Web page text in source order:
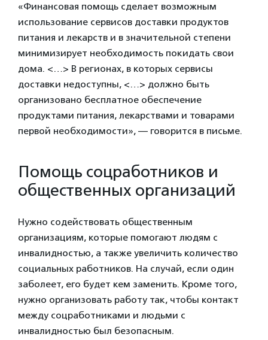
«Финансовая помощь сделает возможным
использование сервисов доставки продуктов
питания и лекарств и в значительной степени
минимизирует необходимость покидать свои
дома. <…> В регионах, в которых сервисы
доставки недоступны, <…> должно быть
организовано бесплатное обеспечение
продуктами питания, лекарствами и товарами
первой необходимости», — говорится в письме.
Помощь соцработников и
общественных организаций
Нужно содействовать общественным
организациям, которые помогают людям с
инвалидностью, а также увеличить количество
социальных работников. На случай, если один
заболеет, его будет кем заменить. Кроме того,
нужно организовать работу так, чтобы контакт
между соцработниками и людьми с
инвалидностью был безопасным.